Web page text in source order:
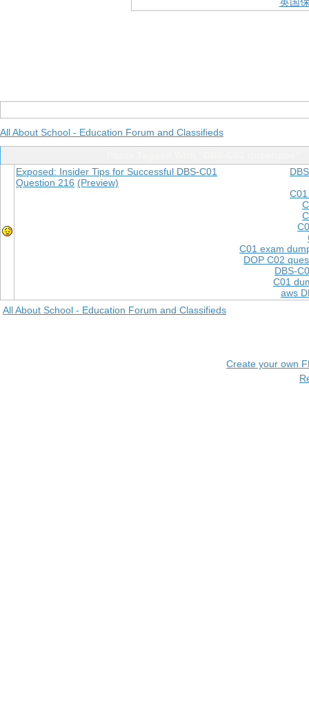
All About School - Education Forum and Classifieds
C01 exam
DOP C02
DBS-
C01
aws
Exposed: Insider Tips for Successful DBS-C01
Question 216 (Preview)
All About School - Education Forum and Classifieds
Create your own